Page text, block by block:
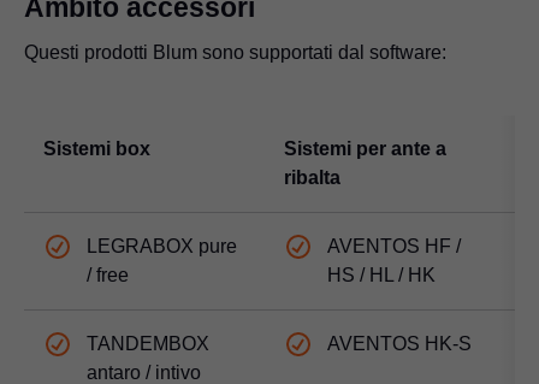
Ambito accessori
Questi prodotti Blum sono supportati dal software:
Sistemi box
Sistemi per ante a
ribalta
LEGRABOX pure
/ free
AVENTOS HF /
HS / HL / HK
TANDEMBOX
antaro / intivo
AVENTOS HK-S